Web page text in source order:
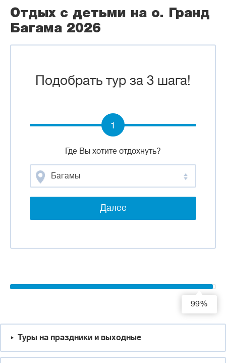
Отдых с детьми на о. Гранд
Багама 2026
Подобрать тур за 3 шага!
Где Вы хотите отдохнуть?
Багамы
Далее
1
99%
Туры на праздники и выходные